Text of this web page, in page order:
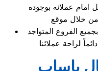
امام عملائه بوجوده
خلال موقع
الفروع المتواجد
باساب